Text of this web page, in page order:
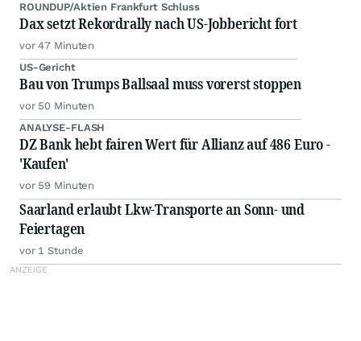
ROUNDUP/Aktien Frankfurt Schluss
Dax setzt Rekordrally nach US-Jobbericht fort
vor 47 Minuten
US-Gericht
Bau von Trumps Ballsaal muss vorerst stoppen
vor 50 Minuten
ANALYSE-FLASH
DZ Bank hebt fairen Wert für Allianz auf 486 Euro -
'Kaufen'
vor 59 Minuten
Saarland erlaubt Lkw-Transporte an Sonn- und
Feiertagen
vor 1 Stunde